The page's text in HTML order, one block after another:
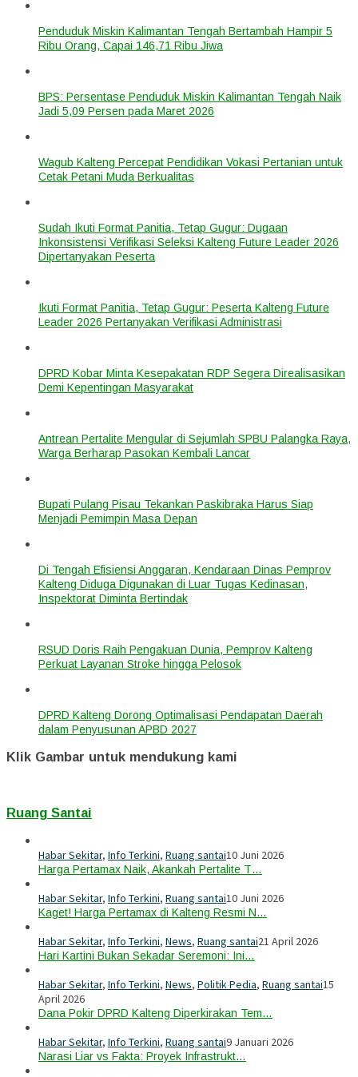
Penduduk Miskin Kalimantan Tengah Bertambah Hampir 5
Ribu Orang, Capai 146,71 Ribu Jiwa
BPS: Persentase Penduduk Miskin Kalimantan Tengah Naik
Jadi 5,09 Persen pada Maret 2026
Wagub Kalteng Percepat Pendidikan Vokasi Pertanian untuk
Cetak Petani Muda Berkualitas
Sudah Ikuti Format Panitia, Tetap Gugur: Dugaan
Inkonsistensi Verifikasi Seleksi Kalteng Future Leader 2026
Dipertanyakan Peserta
Ikuti Format Panitia, Tetap Gugur: Peserta Kalteng Future
Leader 2026 Pertanyakan Verifikasi Administrasi
DPRD Kobar Minta Kesepakatan RDP Segera Direalisasikan
Demi Kepentingan Masyarakat
Antrean Pertalite Mengular di Sejumlah SPBU Palangka Raya,
Warga Berharap Pasokan Kembali Lancar
Bupati Pulang Pisau Tekankan Paskibraka Harus Siap
Menjadi Pemimpin Masa Depan
Di Tengah Efisiensi Anggaran, Kendaraan Dinas Pemprov
Kalteng Diduga Digunakan di Luar Tugas Kedinasan,
Inspektorat Diminta Bertindak
RSUD Doris Raih Pengakuan Dunia, Pemprov Kalteng
Perkuat Layanan Stroke hingga Pelosok
DPRD Kalteng Dorong Optimalisasi Pendapatan Daerah
dalam Penyusunan APBD 2027
Klik Gambar untuk mendukung kami
Ruang Santai
Habar Sekitar, Info Terkini, Ruang santai10 Juni 2026
Harga Pertamax Naik, Akankah Pertalite T…
Habar Sekitar, Info Terkini, Ruang santai10 Juni 2026
Kaget! Harga Pertamax di Kalteng Resmi N…
Habar Sekitar, Info Terkini, News, Ruang santai21 April 2026
Hari Kartini Bukan Sekadar Seremoni: Ini…
Habar Sekitar, Info Terkini, News, Politik Pedia, Ruang santai15
April 2026
Dana Pokir DPRD Kalteng Diperkirakan Tem…
Habar Sekitar, Info Terkini, Ruang santai9 Januari 2026
Narasi Liar vs Fakta: Proyek Infrastrukt…